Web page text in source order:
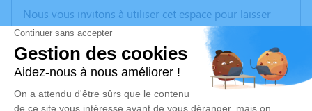
Nous vous invitons à utiliser cet espace pour laisser
vos condoléances, partager des photos souvenirs, une
anecdote ou exprimer vos pensées à travers des
poèmes ou des textes. Cet endroit est un lieu
d'expression dédié à honorer la mémoire de Michel
DEROUBAIX.